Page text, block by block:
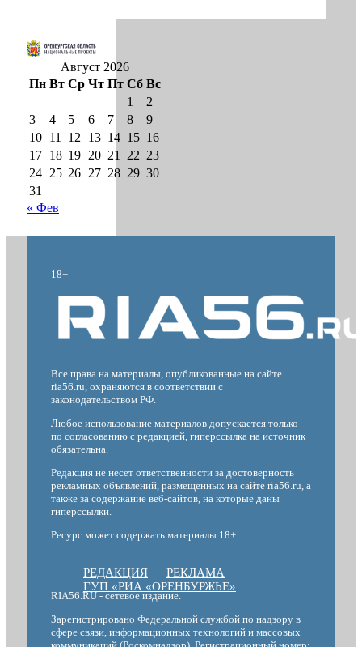
Август 2026
Пн Вт Ср Чт Пт Сб Вс
1
2
3
4 5 6 7 8
9
10 11 12 13 14 15 16
17 18 19 20 21 22 23
24 25 26 27 28 29 30
31
« Фев
18+
Все права на материалы, опубликованные на сайте
ria56.ru, охраняются в соответствии с
законодательством РФ.
Любое использование материалов допускается только
по согласованию с редакцией, гиперссылка на источник
обязательна.
Редакция не несет ответственности за достоверность
рекламных объявлений, размещенных на сайте ria56.ru, а
также за содержание веб-сайтов, на которые даны
гиперссылки.
Ресурс может содержать материалы 18+
РЕДАКЦИЯ
РЕКЛАМА
ГУП «РИА «ОРЕНБУРЖЬЕ»
RIA56.RU - сетевое издание.
Зарегистрировано Федеральной службой по надзору в
сфере связи, информационных технологий и массовых